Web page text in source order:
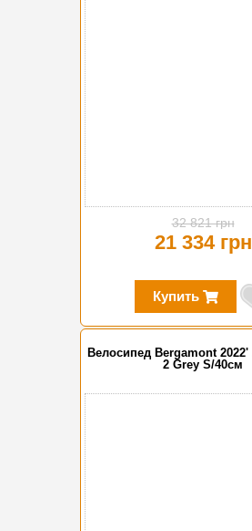
32 821 грн
21 334 грн
Купить
Велосипед Bergamont 2022'
2 Grey S/40см